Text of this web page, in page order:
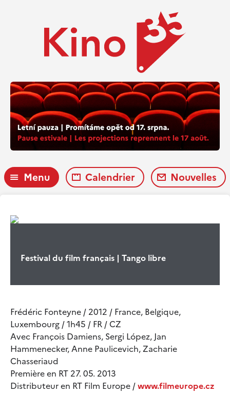
Menu Calendrier Nouvelles
Festival du film français | Tango libre
Frédéric Fonteyne / 2012 / France, Belgique,
Luxembourg / 1h45 / FR / CZ
Avec François Damiens, Sergi López, Jan
Hammenecker, Anne Paulicevich, Zacharie
Chasseriaud
Première en RT 27. 05. 2013
Distributeur en RT Film Europe /www.filmeurope.cz